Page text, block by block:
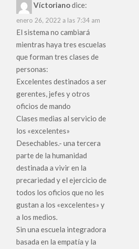
Víctorianodice:
enero 26, 2022 a las 7:34 am
El sistema no cambiará
mientras haya tres escuelas
que forman tres clases de
personas:
Excelentes destinados a ser
gerentes, jefes y otros
oficios de mando
Clases medias al servicio de
los «excelentes»
Desechables.- una tercera
parte de la humanidad
destinada a vivir en la
precariedad y el ejercicio de
todos los oficios que no les
gustan a los «excelentes» y
a los medios.
Sin una escuela integradora
basada en la empatía y la